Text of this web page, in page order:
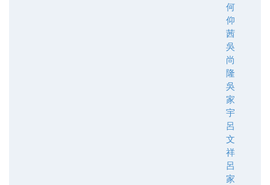
何
仰
茜
吳
尚
隆
吳
家
宇
呂
文
祥
呂
家